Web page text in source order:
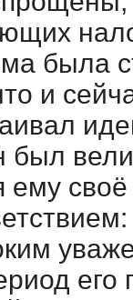
была
и
был
ему
его